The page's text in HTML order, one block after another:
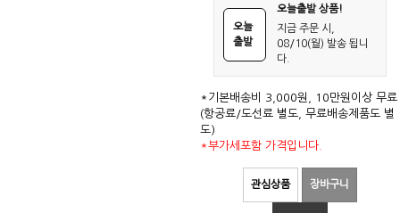
오늘
출발
오늘출발 상품!
지금 주문 시,
08/10(월) 발송 됩니
다.
*기본배송비 3,000원, 10만원이상 무료
(항공료/도선료 별도, 무료배송제품도 별
도)
*부가세포함 가격입니다.
관심상품 장바구니